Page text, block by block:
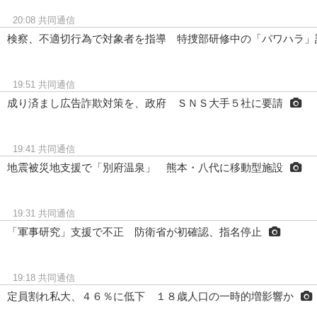
20:08 共同通信
検察、不適切行為で対象者を指導 特捜部研修中の「パワハラ」
19:51 共同通信
成り済まし広告詐欺対策を、政府 ＳＮＳ大手５社に要請
19:41 共同通信
地震被災地支援で「別府温泉」 熊本・八代に移動型施設
19:31 共同通信
「軍事研究」支援で不正 防衛省が初確認、指名停止
19:18 共同通信
定員割れ私大、４６％に低下 １８歳人口の一時的増影響か